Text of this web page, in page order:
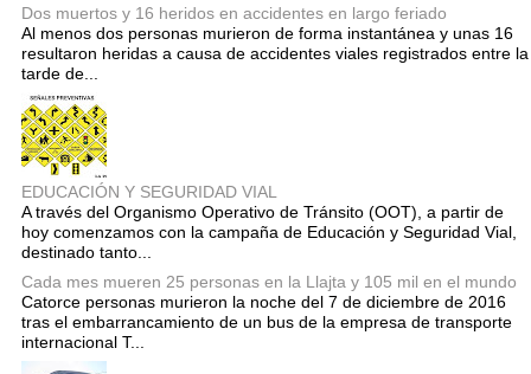
Dos muertos y 16 heridos en accidentes en largo feriado
Al menos dos personas murieron de forma instantánea y unas 16
resultaron heridas a causa de accidentes viales registrados entre la
tarde de...
EDUCACIÓN Y SEGURIDAD VIAL
A través del Organismo Operativo de Tránsito (OOT), a partir de
hoy comenzamos con la campaña de Educación y Seguridad Vial,
destinado tanto...
Cada mes mueren 25 personas en la Llajta y 105 mil en el mundo
Catorce personas murieron la noche del 7 de diciembre de 2016
tras el embarrancamiento de un bus de la empresa de transporte
internacional T...